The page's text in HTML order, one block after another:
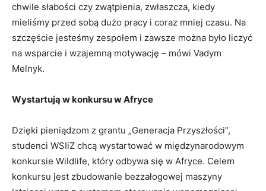
chwile słabości czy zwątpienia, zwłaszcza, kiedy
mieliśmy przed sobą dużo pracy i coraz mniej czasu. Na
szczęście jesteśmy zespołem i zawsze można było liczyć
na wsparcie i wzajemną motywację – mówi Vadym
Melnyk.
Wystartują w konkursu w Afryce
Dzięki pieniądzom z grantu „Generacja Przyszłości”,
studenci WSIiZ chcą wystartować w międzynarodowym
konkursie Wildlife, który odbywa się w Afryce. Celem
konkursu jest zbudowanie bezzałogowej maszyny